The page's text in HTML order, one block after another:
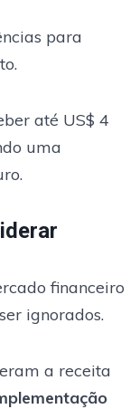
para
até US$ 4
uma
financeiro
ignorados.
a receita